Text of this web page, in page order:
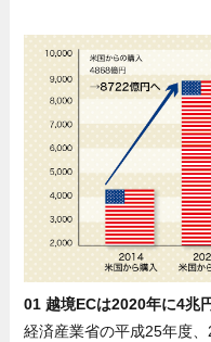
01 越境ECは2020年に4兆
経済産業省の平成25年度